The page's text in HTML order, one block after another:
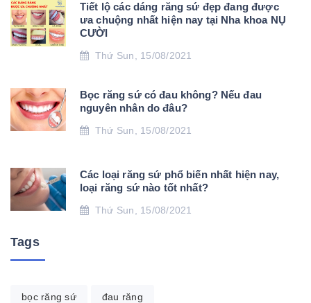
Tiết lộ các dáng răng sứ đẹp đang được
ưa chuộng nhất hiện nay tại Nha khoa NỤ
CƯỜI
Thứ Sun, 15/08/2021
Bọc răng sứ có đau không? Nếu đau
nguyên nhân do đâu?
Thứ Sun, 15/08/2021
Các loại răng sứ phổ biến nhất hiện nay,
loại răng sứ nào tốt nhất?
Thứ Sun, 15/08/2021
Tags
bọc răng sứ đau răng